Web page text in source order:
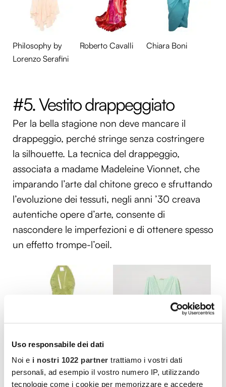
Uso responsabile dei dati
Noi e i nostri 1022 partner trattiamo i vostri dati
personali, ad esempio il vostro numero IP, utilizzando
tecnologie come i cookie per memorizzare e accedere
Philosophy by
Lorenzo Serafini
Roberto Cavalli Chiara Boni
#5. Vestito drappeggiato
Per la bella stagione non deve mancare il
drappeggio, perché stringe senza costringere
la silhouette. La tecnica del drappeggio,
associata a madame Madeleine Vionnet, che
imparando l’arte dal chitone greco e sfruttando
l’evoluzione dei tessuti, negli anni ’30 creava
autentiche opere d’arte, consente di
nascondere le imperfezioni e di ottenere spesso
un effetto trompe-l’oeil.